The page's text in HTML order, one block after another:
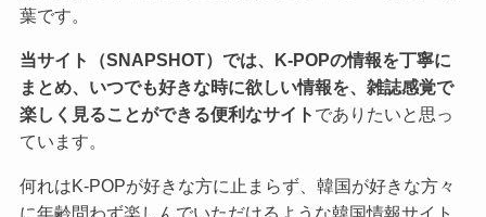
葉です。
当サイト（SNAPSHOT）では、K-POPの情報を丁寧に
まとめ、いつでも好きな時に欲しい情報を、雑誌感覚で
楽しく見ることができる便利なサイト でありたいと思っ
ています。
何れはK-POPが好きな方に止まらず、韓国が好きな方々
に年齢問わず楽しんでいただけるような韓国情報サイト